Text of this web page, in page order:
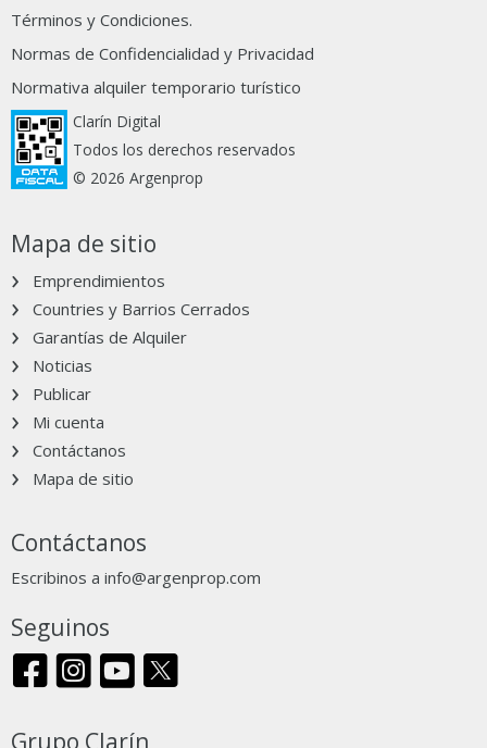
Términos y Condiciones.
Normas de Confidencialidad y Privacidad
Normativa alquiler temporario turístico
Clarín Digital
Todos los derechos reservados
© 2026 Argenprop
Mapa de sitio
Emprendimientos
Countries y Barrios Cerrados
Garantías de Alquiler
Noticias
Publicar
Mi cuenta
Contáctanos
Mapa de sitio
Contáctanos
Escribinos a info@argenprop.com
Seguinos
Grupo Clarín